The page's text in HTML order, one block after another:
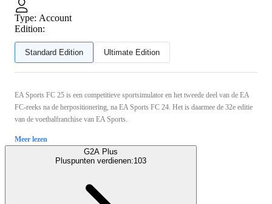
Type: Account
Edition:
Standard Edition Ultimate Edition
EA Sports FC 25 is een competitieve sportsimulator en het tweede deel van de EA
FC-reeks na de herpositionering, na EA Sports FC 24. Het is daarmee de 32e editie
van de voetbalfranchise van EA Sports.
Meer lezen
G2A Plus
Pluspunten verdienen:103